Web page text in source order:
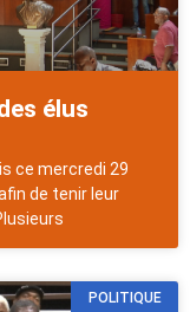
élus
ce mercredi 29
de tenir leur
POLITIQUE